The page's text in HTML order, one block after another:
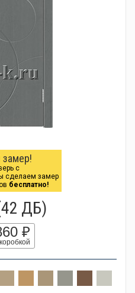
с
сделаем замер
бесплатно!
ДБ)
₽